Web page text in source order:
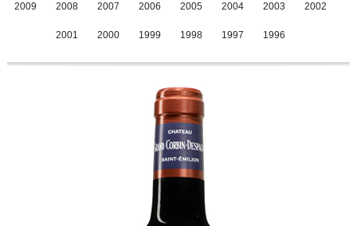
2009 2008 2007 2006 2005 2004 2003 2002
2001 2000 1999 1998 1997 1996